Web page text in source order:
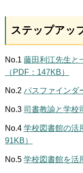
ステップアッ
No.1 藤田利江先生と
（PDF：147KB）
No.2 パスファインダ
No.3 司書教諭と学校
No.4 学校図書館の活
91KB）
No.5 学校図書館を活